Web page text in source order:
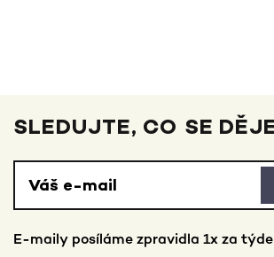
SLEDUJTE, CO SE
E-maily posíláme zpravidla 1x za